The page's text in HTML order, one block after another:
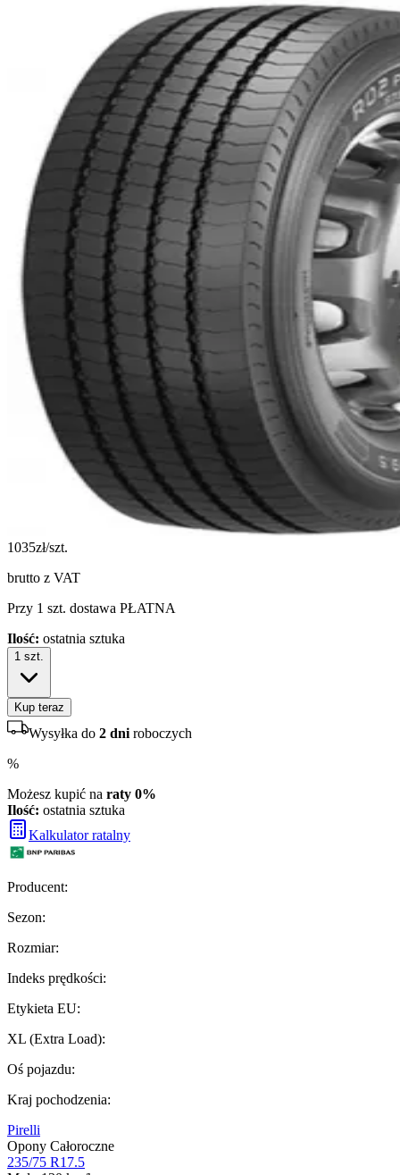
1035zł/szt.
brutto z VAT
Przy 1 szt. dostawa PŁATNA
Ilość: ostatnia sztuka
1 szt.
Kup teraz
Wysyłka do 2 dni roboczych
%
Możesz kupić na raty 0%
Ilość: ostatnia sztuka
Kalkulator ratalny
Producent:
Sezon:
Rozmiar:
Indeks prędkości:
Etykieta EU:
XL (Extra Load):
Oś pojazdu:
Kraj pochodzenia:
Pirelli
Opony Całoroczne
235/75 R17.5